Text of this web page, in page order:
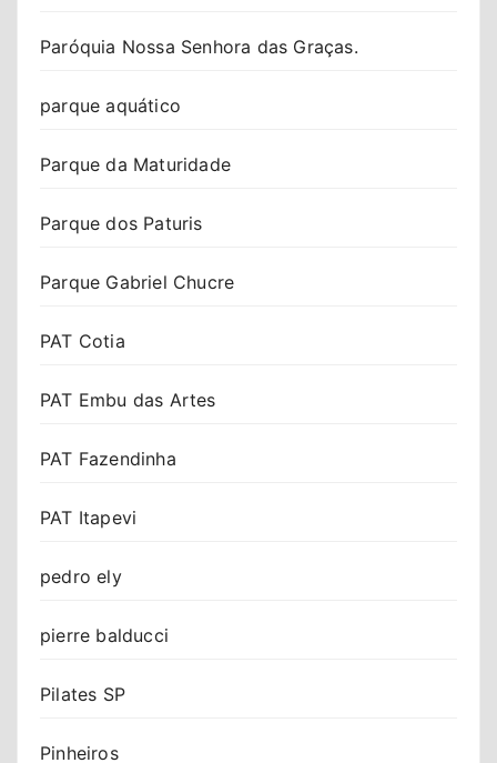
Paróquia Nossa Senhora das Graças.
parque aquático
Parque da Maturidade
Parque dos Paturis
Parque Gabriel Chucre
PAT Cotia
PAT Embu das Artes
PAT Fazendinha
PAT Itapevi
pedro ely
pierre balducci
Pilates SP
Pinheiros